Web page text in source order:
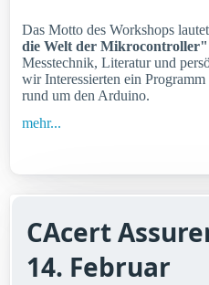
Das Motto des Workshops lautet
die Welt der Mikrocontroller"
Messtechnik, Literatur und
wir Interessierten ein
rund um den Arduino.
mehr...
CAcert
14. Februar